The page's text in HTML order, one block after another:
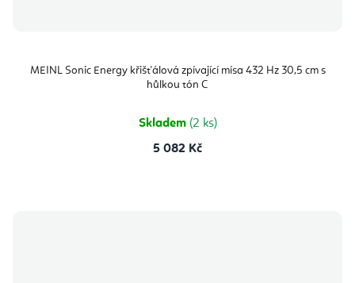
MEINL Sonic Energy křišťálová zpívající mísa 432 Hz 30,5 cm s
hůlkou tón C
Skladem (2 ks)
5 082 Kč